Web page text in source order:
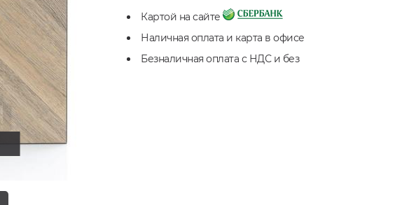
Картой на сайте
Наличная оплата и карта в офисе
Безналичная оплата с НДС и без